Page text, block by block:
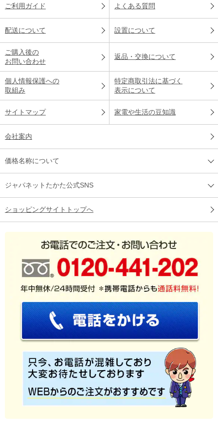
ご利用ガイド よくある質問
配送について 設置について
ご購入後の
お問い合わせ
返品・交換について
個人情報保護への
取組み
特定商取引法に基づく
表示について
サイトマップ 家電や生活の豆知識
会社案内
価格名称について
ジャパネットたかた公式SNS
ショッピングサイトトップへ